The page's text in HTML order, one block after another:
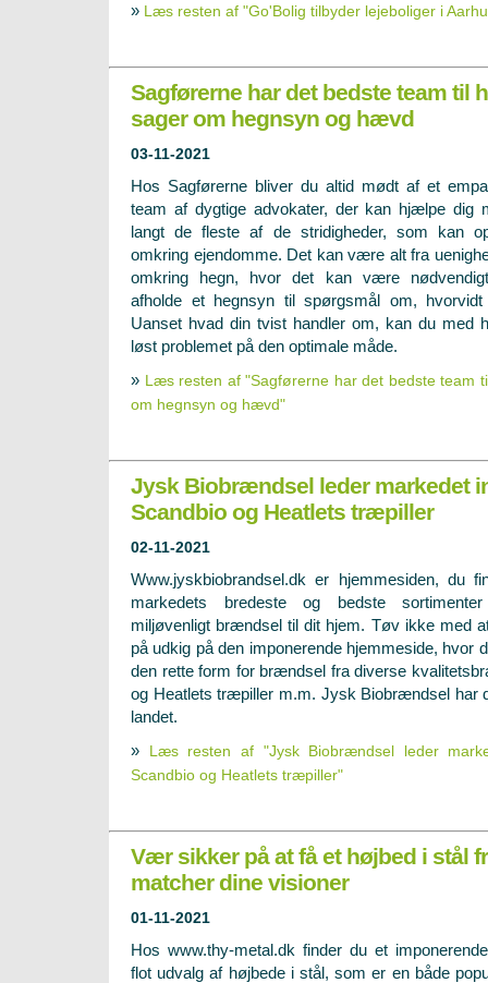
» Læs resten af "Go'Bolig tilbyder lejeboliger i
Sagførerne har det bedste team til
sager om hegnsyn og hævd
03-11-2021
Hos Sagførerne bliver du altid mødt af et
team af dygtige advokater, der kan hjælpe dig
langt de fleste af de stridigheder, som kan
omkring ejendomme. Det kan være alt fra
omkring hegn, hvor det kan være
afholde et hegnsyn til spørgsmål om,
Uanset hvad din tvist handler om, kan du med
løst problemet på den optimale måde.
» Læs resten af "Sagførerne har det bedste team
om hegnsyn og hævd"
Jysk Biobrændsel leder markedet
Scandbio og Heatlets træpiller
02-11-2021
Www.jyskbiobrandsel.dk er hjemmesiden, du
markedets bredeste og bedste
miljøvenligt brændsel til dit hjem. Tøv ikke med
på udkig på den imponerende hjemmeside, hvor
den rette form for brændsel fra diverse
og Heatlets træpiller m.m. Jysk Biobrændsel har
landet.
»
Læs resten af "Jysk Biobrændsel leder
Scandbio og Heatlets træpiller"
Vær sikker på at få et højbed i stål
matcher dine visioner
01-11-2021
Hos www.thy-metal.dk finder du et
flot udvalg af højbede i stål, som er en både